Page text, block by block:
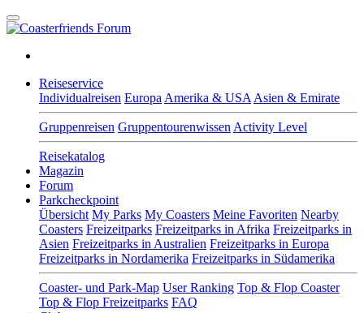
Reiseservice
Individualreisen Europa Amerika & USA Asien & Emirate
Gruppenreisen Gruppentourenwissen Activity Level
Reisekatalog
Magazin
Forum
Parkcheckpoint
Übersicht My Parks My Coasters Meine Favoriten Nearby
Coasters Freizeitparks Freizeitparks in Afrika Freizeitparks in
Asien Freizeitparks in Australien Freizeitparks in Europa
Freizeitparks in Nordamerika Freizeitparks in Südamerika
Coaster- und Park-Map User Ranking Top & Flop Coaster
Top & Flop Freizeitparks FAQ